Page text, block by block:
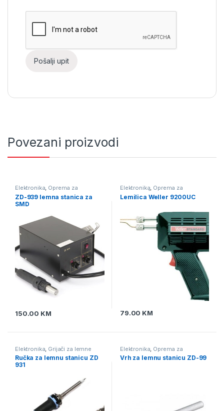
Povezani proizvodi
Elektronika, Oprema za
lemljenje , Puhaljke - lemne
stanice za SMD
ZD-939 lemna stanica za
SMD
150.00 KM
Elektronika, Oprema za
lemljenje Štapne lemilice
Lemilica Weller 9200UC
79.00 KM
Elektronika Grijači za lemne
stanice Lemne stanice, Oprema
za lemljenje,Pomagala i alat za
lemljenje
Ručka za lemnu stanicu ZD
931
Elektronika Oprema za
lemljenje Vrhovi za lemne
stanice
Vrh za lemnu stanicu ZD-99